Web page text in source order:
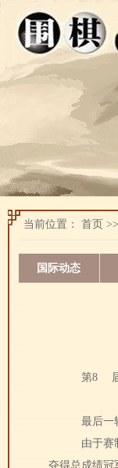
当前位置： 首页 >>
国际动态
第8
最后一
由于赛
夺得总成绩冠